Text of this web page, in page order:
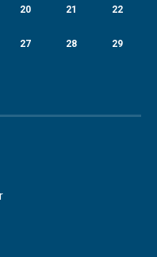
20 21 22
27 28 29